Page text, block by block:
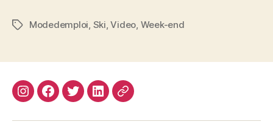
Étiquettes
Modedemploi Ski ,Video Week-end
InstagramFacebook
TwitterLinkedin
Site